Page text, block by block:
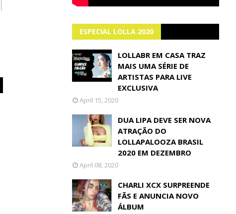
ESPECIAL LOLLA 2020
LOLLABR EM CASA TRAZ
MAIS UMA SÉRIE DE
ARTISTAS PARA LIVE
EXCLUSIVA
April 15, 2020
DUA LIPA DEVE SER NOVA
ATRAÇÃO DO
LOLLAPALOOZA BRASIL
2020 EM DEZEMBRO
April 08, 2020
CHARLI XCX SURPREENDE
FÃS E ANUNCIA NOVO
ÁLBUM